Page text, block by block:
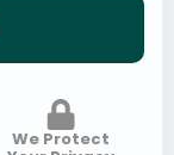
We Protect